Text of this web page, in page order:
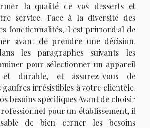
la qualité de vos desserts et
service. Face à la diversité des
fonctionnalités, il est primordial de
avant de prendre une décision.
les paragraphes suivants les
pour sélectionner un appareil
et durable, et assurez-vous de
gaufres irrésistibles à votre clientèle.
besoins spécifiques Avant de choisir
pour un établissement, il
de bien cerner les besoins